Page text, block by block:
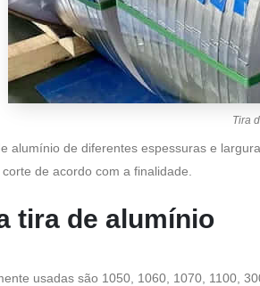
Tira
alumínio de diferentes espessuras e
de acordo com a finalidade.
tira de alumínio
usadas são 1050, 1060, 1070, 1100,